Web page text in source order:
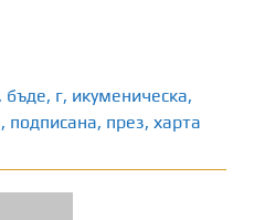
, бъде, г, икуменическа,
, подписана, през, харта